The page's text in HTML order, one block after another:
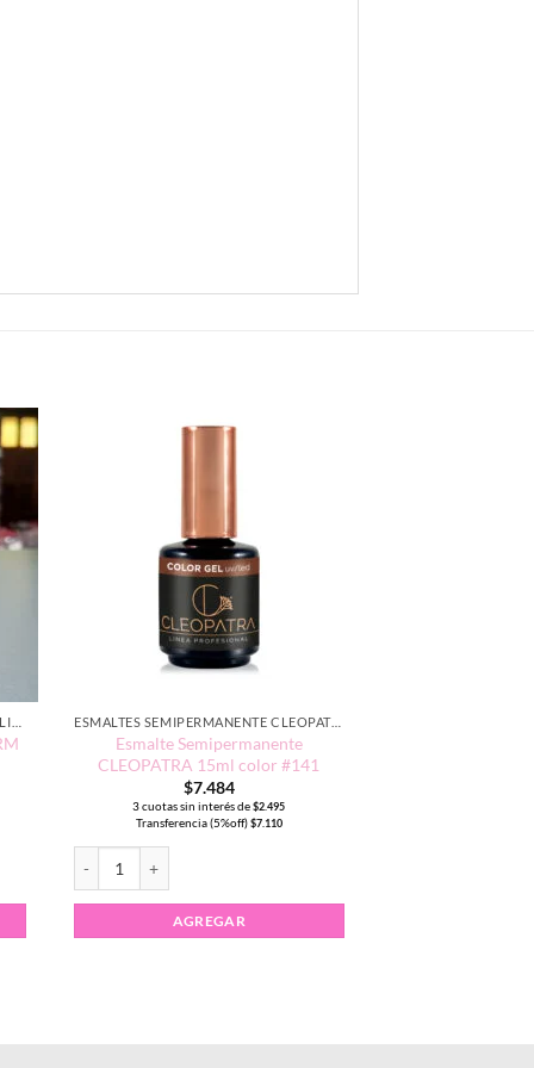
ESMALTES SEMIPERMANENTE CLEOPATRA 15ML
Esmalte Semipermanente
CLEOPATRA 15ml color #141
$7.484
3 cuotas sin interés de$2.495
Transferencia (5%off)$7.110
AGREGAR